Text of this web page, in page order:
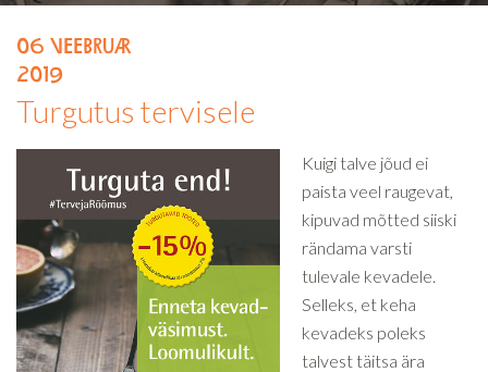
06 veebruar
2019
Turgutus tervisele
Kuigi talve jõud ei
paista veel raugevat,
kipuvad mõtted siiski
rändama varsti
tulevale kevadele.
Selleks, et keha
kevadeks poleks
talvest täitsa ära